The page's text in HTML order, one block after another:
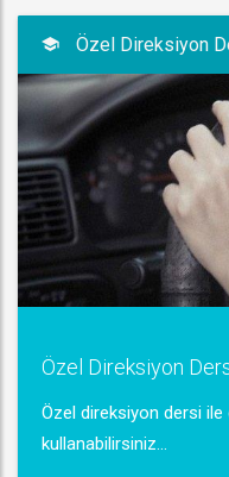
Özel Direksiyon
Özel Direksiyon
Özel direksiyon dersi ile
kullanabilirsiniz...